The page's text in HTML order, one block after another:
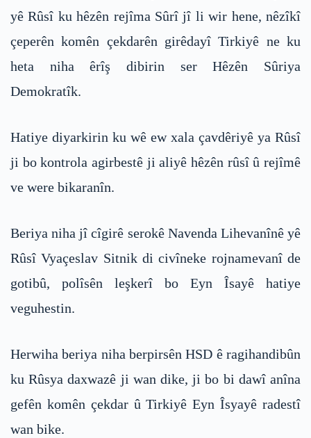
yê Rûsî ku hêzên rejîma Sûrî jî li wir hene, nêzîkî
çeperên komên çekdarên girêdayî Tirkiyê ne ku
heta niha êrîş dibirin ser Hêzên Sûriya
Demokratîk.
Hatiye diyarkirin ku wê ew xala çavdêriyê ya Rûsî
ji bo kontrola agirbestê ji aliyê hêzên rûsî û rejîmê
ve were bikaranîn.
Beriya niha jî cîgirê serokê Navenda Lihevanînê yê
Rûsî Vyaçeslav Sitnik di civîneke rojnamevanî de
gotibû, polîsên leşkerî bo Eyn Îsayê hatiye
veguhestin.
Herwiha beriya niha berpirsên HSD ê ragihandibûn
ku Rûsya daxwazê ji wan dike, ji bo bi dawî anîna
gefên komên çekdar û Tirkiyê Eyn Îsyayê radestî
wan bike.